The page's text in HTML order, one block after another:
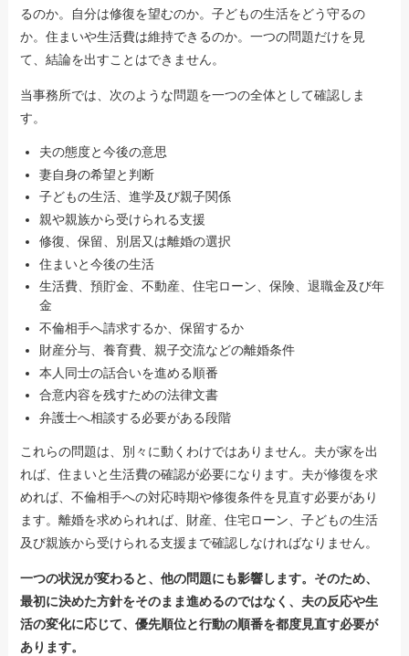
るのか。自分は修復を望むのか。子どもの生活をどう守るの
か。住まいや生活費は維持できるのか。一つの問題だけを見
て、結論を出すことはできません。
当事務所では、次のような問題を一つの全体として確認しま
す。
夫の態度と今後の意思
妻自身の希望と判断
子どもの生活、進学及び親子関係
親や親族から受けられる支援
修復、保留、別居又は離婚の選択
住まいと今後の生活
生活費、預貯金、不動産、住宅ローン、保険、退職金及び年
金
不倫相手へ請求するか、保留するか
財産分与、養育費、親子交流などの離婚条件
本人同士の話合いを進める順番
合意内容を残すための法律文書
弁護士へ相談する必要がある段階
これらの問題は、別々に動くわけではありません。夫が家を出
れば、住まいと生活費の確認が必要になります。夫が修復を求
めれば、不倫相手への対応時期や修復条件を見直す必要があり
ます。離婚を求められれば、財産、住宅ローン、子どもの生活
及び親族から受けられる支援まで確認しなければなりません。
一つの状況が変わると、他の問題にも影響します。そのため、
最初に決めた方針をそのまま進めるのではなく、夫の反応や生
活の変化に応じて、優先順位と行動の順番を都度見直す必要が
あります。